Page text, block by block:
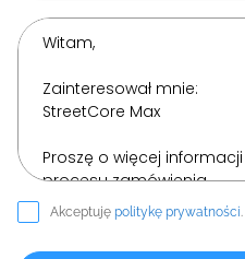
Akceptuję politykę prywatności.